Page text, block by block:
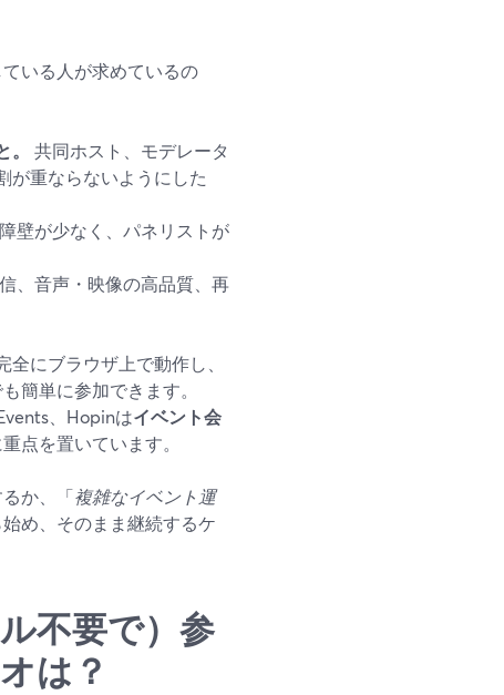
いる人が求めているの
共同ホスト、モデレータ
が重ならないようにした
壁が少なく、パネリストが
、音声・映像の高品質、再
にブラウザ上で動作し、
簡単に参加できます。
、Hopinはイベント会
点を置いています。
か、「複雑なイベント運
め、そのまま継続するケ
不要で）参
は？